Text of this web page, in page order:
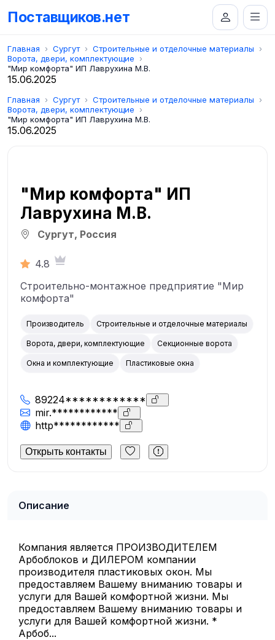
Поставщиков.нет
Главная Сургут
Строительные и отделочные материалы
Ворота, двери, комплектующие
"Мир комфорта" ИП Лаврухина М.В.
15.06.2025
Главная Сургут
Строительные и отделочные материалы
Ворота, двери, комплектующие
"Мир комфорта" ИП Лаврухина М.В.
15.06.2025
"Мир комфорта" ИП
Лаврухина М.В.
Сургут, Россия
4.8
Строительно-монтажное предприятие "Мир
комфорта"
Производитель Строительные и отделочные материалы
Ворота, двери, комплектующие Секционные ворота
Окна и комплектующие Пластиковые окна
89224************
mir.************
http************
Открыть контакты
Описание
Компания является ПРОИЗВОДИТЕЛЕМ
Арбоблоков и ДИЛЕРОМ компании
производителя пластиковых окон. Мы
предоставляем Вашему вниманию товары и
услуги для Вашей комфортной жизни. Мы
предоставляем Вашему вниманию товары и
услуги для Вашей комфортной жизни. *
Арбоб...